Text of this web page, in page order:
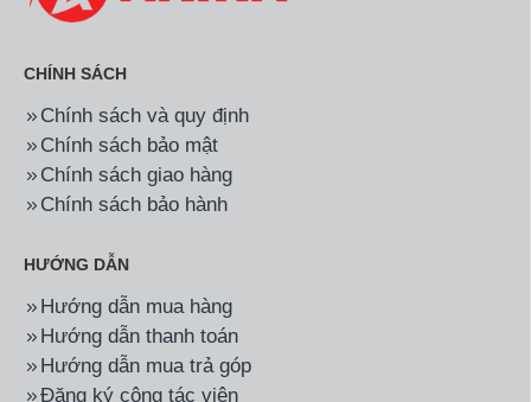
CHÍNH SÁCH
Chính sách và quy định
Chính sách bảo mật
Chính sách giao hàng
Chính sách bảo hành
HƯỚNG DẪN
Hướng dẫn mua hàng
Hướng dẫn thanh toán
Hướng dẫn mua trả góp
Đăng ký cộng tác viên